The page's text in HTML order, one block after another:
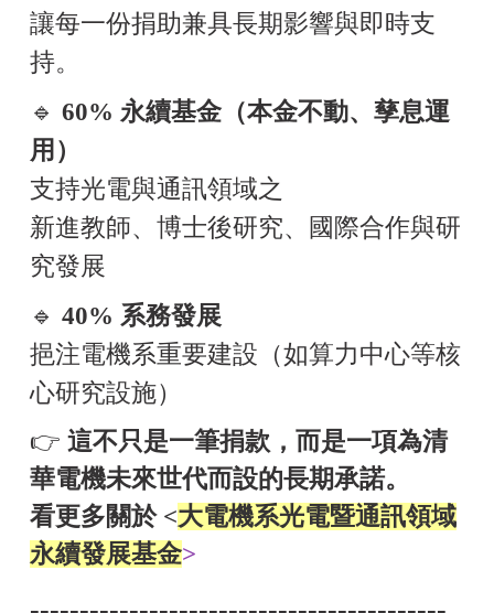
讓每一份捐助兼具長期影響與即時支
持。
🔹 60% 永續基金（本金不動、孳息運
用）
支持光電與通訊領域之
新進教師、博士後研究、國際合作與研
究發展
🔹 40% 系務發展
挹注電機系重要建設（如算力中心等核
心研究設施）
👉 這不只是一筆捐款，而是一項為清
華電機未來世代而設的長期承諾。
看更多關於 <大電機系光電暨通訊領域
永續發展基金>